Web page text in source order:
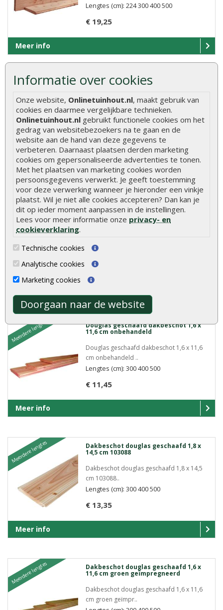
Informatie over cookies
Onze website, Onlinetuinhout.nl, maakt gebruik van
cookies en daarmee vergelijkbare technieken.
Onlinetuinhout.nl gebruikt functionele cookies om het
gedrag van websitebezoekers na te gaan en de
website aan de hand van deze gegevens te
verbeteren. Daarnaast plaatsen derden marketing
cookies om gepersonaliseerde advertenties te tonen.
Met het plaatsen van marketing cookies worden
persoonsgegevens verwerkt. Je geeft toestemming
voor deze verwerking wanneer je hieronder een vinkje
plaatst. Wil je niet alle cookies accepteren? Dan kan je
dit op ieder moment aanpassen in de instellingen.
Lees voor meer informatie onze privacy- en
cookieverklaring.
Technische cookies
Analytische cookies
Marketing cookies
Doorgaan naar de website
€ 19,25
Lengtes (cm): 224 300 400 500
Meer info
Meerdere lengtes Douglas geschaafd dakbeschot 1,8 x
Douglas geschaafd dakbeschot 1,8 x 14,5
cm onbehandeld ..
€ 15,10
Lengtes (cm): 300 400 500
Meer info
Meerdere lengtes Douglas geschaafd dakbeschot 1,8 x
19,5 cm onbehandeld
Douglas geschaafd dakbeschot 1,8 x 19,5
€ 21,60
Lengtes (cm): 300 400 500
Meerdere lengtes Douglas geschaafd dakbeschot 1,6 x
11,6 cm onbehandeld
Douglas geschaafd dakbeschot 1,6 x 11,6
cm onbehandeld ..
€ 11,45
Lengtes (cm): 300 400 500
Meer info
Meerdere lengtes Dakbeschot douglas geschaafd 1,8 x
14,5 cm 103088
Dakbeschot douglas geschaafd 1,8 x 14,5
cm 103088..
€ 13,35
Lengtes (cm): 300 400 500
Meer info
Meerdere lengtes Dakbeschot douglas geschaafd 1,6 x
11,6 cm groen geïmpregneerd
Dakbeschot douglas geschaafd 1,6 x 11,6
cm groen geïmpr..